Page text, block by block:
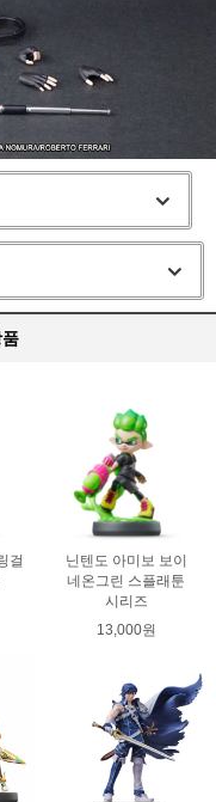
걸
닌텐도 아미보 보이
네온그린 스플래툰
시리즈
13,000원